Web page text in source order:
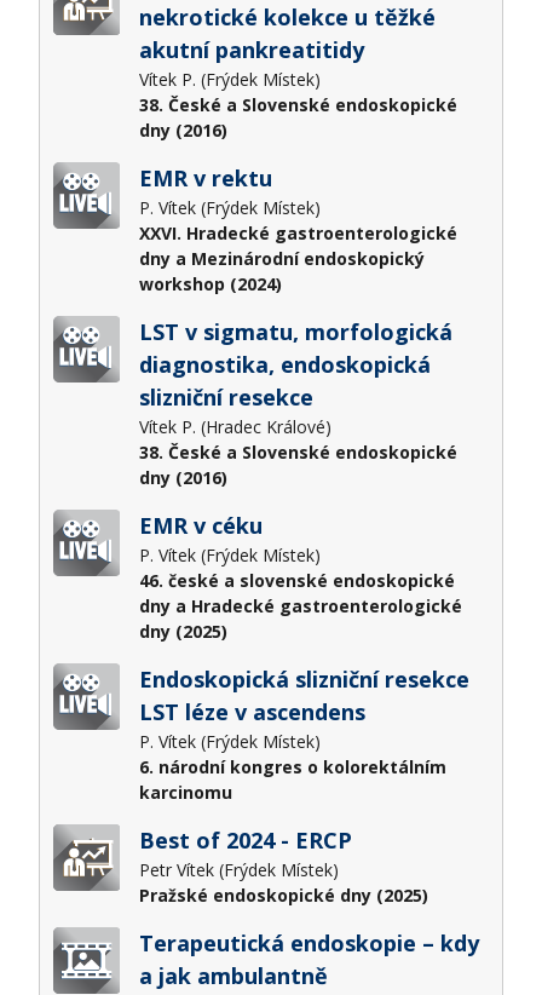
nekrotické kolekce u těžké
akutní pankreatitidy
Vítek P. (Frýdek Místek)
38. České a Slovenské endoskopické
dny (2016)
EMR v rektu
P. Vítek (Frýdek Místek)
XXVI. Hradecké gastroenterologické
dny a Mezinárodní endoskopický
workshop (2024)
LST v sigmatu, morfologická
diagnostika, endoskopická
slizniční resekce
Vítek P. (Hradec Králové)
38. České a Slovenské endoskopické
dny (2016)
EMR v céku
P. Vítek (Frýdek Místek)
46. české a slovenské endoskopické
dny a Hradecké gastroenterologické
dny (2025)
Endoskopická slizniční resekce
LST léze v ascendens
P. Vítek (Frýdek Místek)
6. národní kongres o kolorektálním
karcinomu
Best of 2024 - ERCP
Petr Vítek (Frýdek Místek)
Pražské endoskopické dny (2025)
Terapeutická endoskopie – kdy
a jak ambulantně